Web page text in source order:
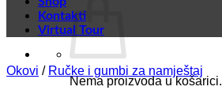
Nema proizvoda u košarici.
Kontakti
Virtual Tour
Okovi / Ručke i gumbi za namještaj